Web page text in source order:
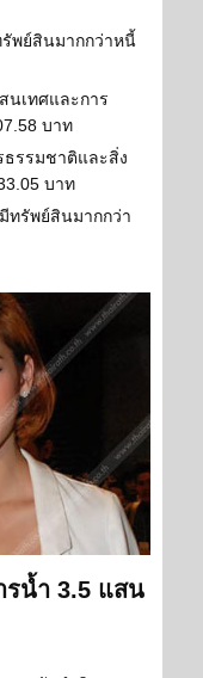
พย์สินมากกว่าหนี้
นเทศและการ
บาท
รรมชาติและสิ่ง
บาท
ทรัพย์สินมากกว่า
รน้ำ 3.5 แสน